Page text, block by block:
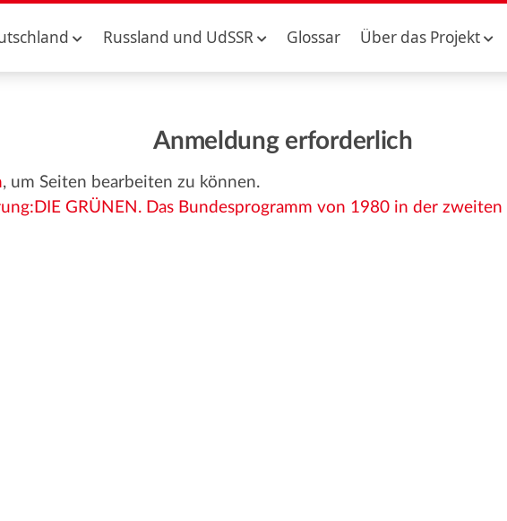
Russland und UdSSR Glossar Über das Projekt
Anmeldung erforderlich
, um Seiten bearbeiten zu können.
GRÜNEN. Das Bundesprogramm von 1980 in der zweiten